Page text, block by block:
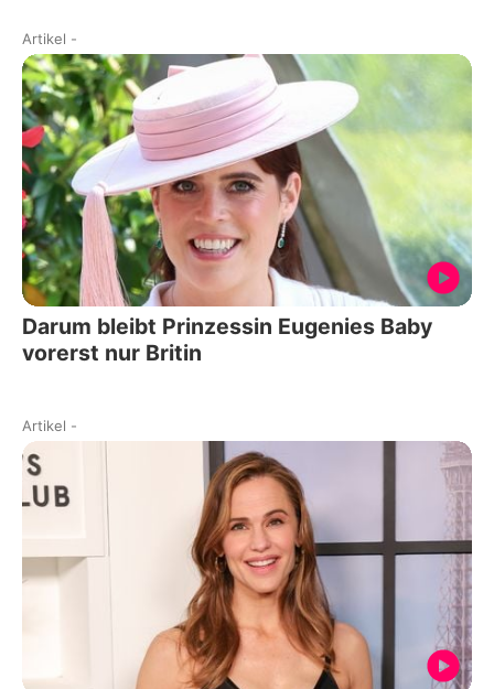
Artikel -
Darum bleibt Prinzessin Eugenies Baby
vorerst nur Britin
Artikel -